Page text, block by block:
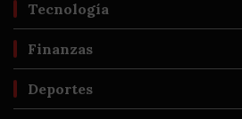
Tecnología
Finanzas
Deportes